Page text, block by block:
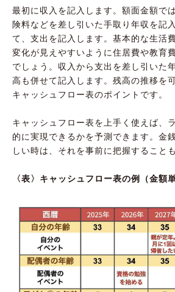
最初に収入を記入します。額面金額で
険料などを差し引いた手取り年収を記
て、支出を記入します。基本的な生活
変化が見えやすいように住居費や教育
でしょう。収入から支出を差し引いた
高も併せて記入します。残高の推移を
キャッシュフロー表のポイントです。
キャッシュフロー表を上手く使えば、
的に実現できるかを予測できます。金
しい時は、それを事前に把握すること
〈表〉キャッシュフロー表の例（金額